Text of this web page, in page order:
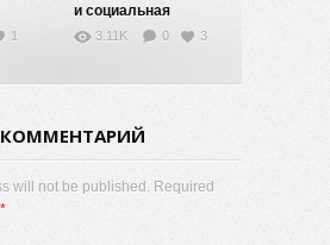
1
и социальная
мобильность — 6
3.11K 0 3
will not be published. Required
*